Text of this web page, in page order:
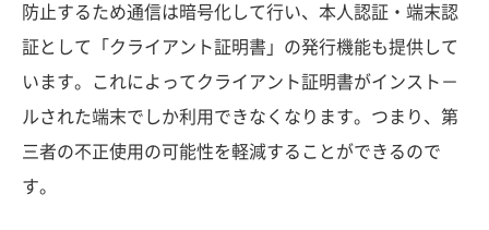
防止するため通信は暗号化して行い、本人認証・端末認
証として「クライアント証明書」の発行機能も提供して
います。これによってクライアント証明書がインスト－
ルされた端末でしか利用できなくなります。つまり、第
三者の不正使用の可能性を軽減することができるので
す。